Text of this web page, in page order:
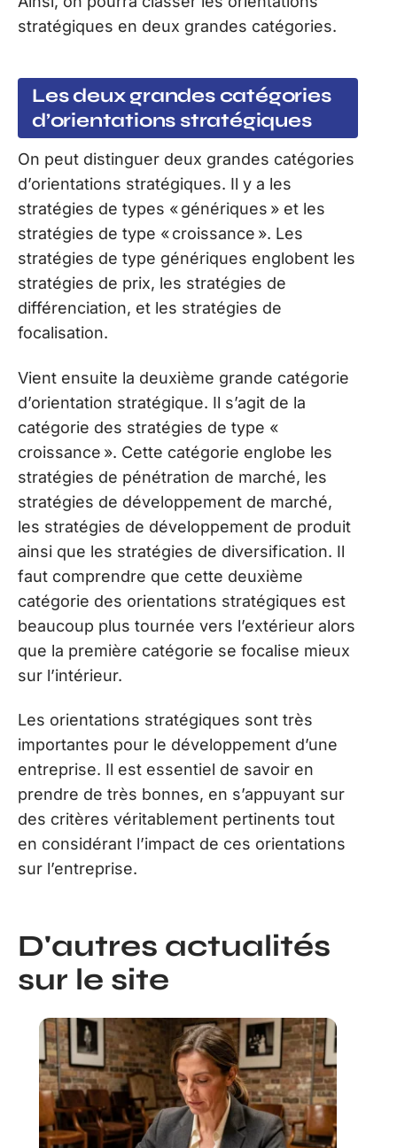
stratégiques en deux grandes catégories.
Les deux grandes catégories
d’orientations stratégiques
On peut distinguer deux grandes catégories
d’orientations stratégiques. Il y a les
stratégies de types « génériques » et les
stratégies de type « croissance ». Les
stratégies de type génériques englobent les
stratégies de prix, les stratégies de
différenciation, et les stratégies de
focalisation.
Vient ensuite la deuxième grande catégorie
d’orientation stratégique. Il s’agit de la
catégorie des stratégies de type «
croissance ». Cette catégorie englobe les
stratégies de pénétration de marché, les
stratégies de développement de marché,
les stratégies de développement de produit
ainsi que les stratégies de diversification. Il
faut comprendre que cette deuxième
catégorie des orientations stratégiques est
beaucoup plus tournée vers l’extérieur alors
que la première catégorie se focalise mieux
sur l’intérieur.
Les orientations stratégiques sont très
importantes pour le développement d’une
entreprise. Il est essentiel de savoir en
prendre de très bonnes, en s’appuyant sur
des critères véritablement pertinents tout
en considérant l’impact de ces orientations
sur l’entreprise.
D'autres actualités
sur le site